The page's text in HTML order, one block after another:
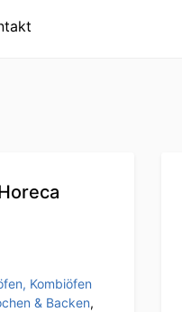
Kombiöfen
& Backen,